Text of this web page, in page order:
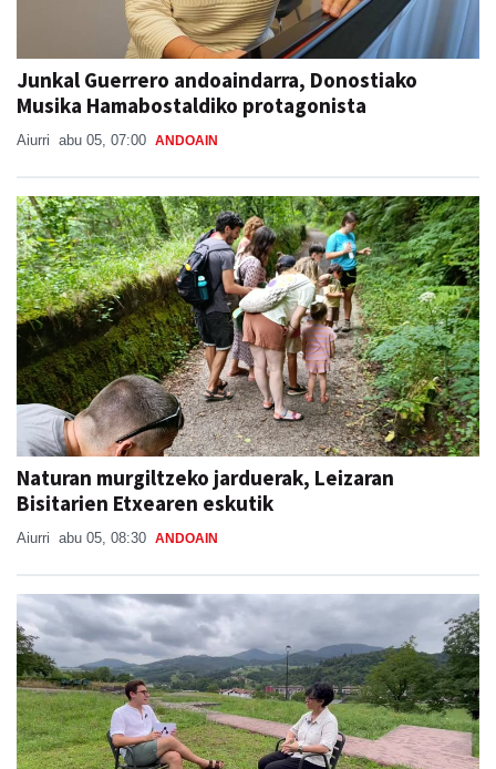
Junkal Guerrero andoaindarra, Donostiako
Musika Hamabostaldiko protagonista
Aiurri abu 05, 07:00 ANDOAIN
Naturan murgiltzeko jarduerak, Leizaran
Bisitarien Etxearen eskutik
Aiurri abu 05, 08:30 ANDOAIN